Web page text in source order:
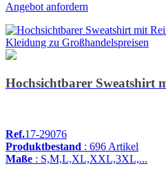
Angebot anfordern
Hochsichtbarer Sweatshirt
Ref.17-29076
Produktbestand : 696 Artikel
Maße : S,M,L,XL,XXL,3XL,...